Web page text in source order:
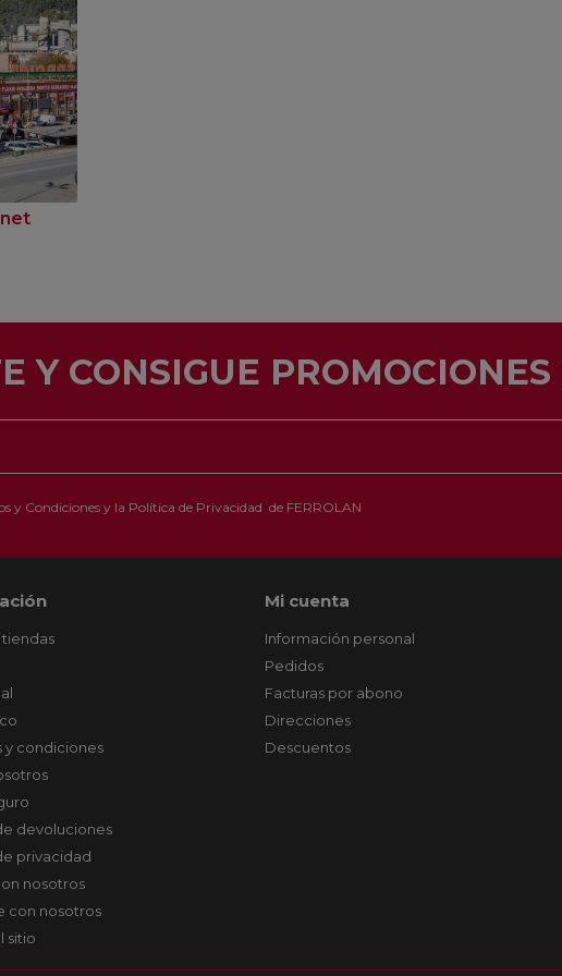
Y CONSIGUE
y Condicionesy la Política de Privacidad de FERROLAN
tiendas
y condiciones
devoluciones
privacidad
nosotros
con nosotros
sitio
Mi cuenta
Información personal
Pedidos
Facturas por abono
Direcciones
Descuentos